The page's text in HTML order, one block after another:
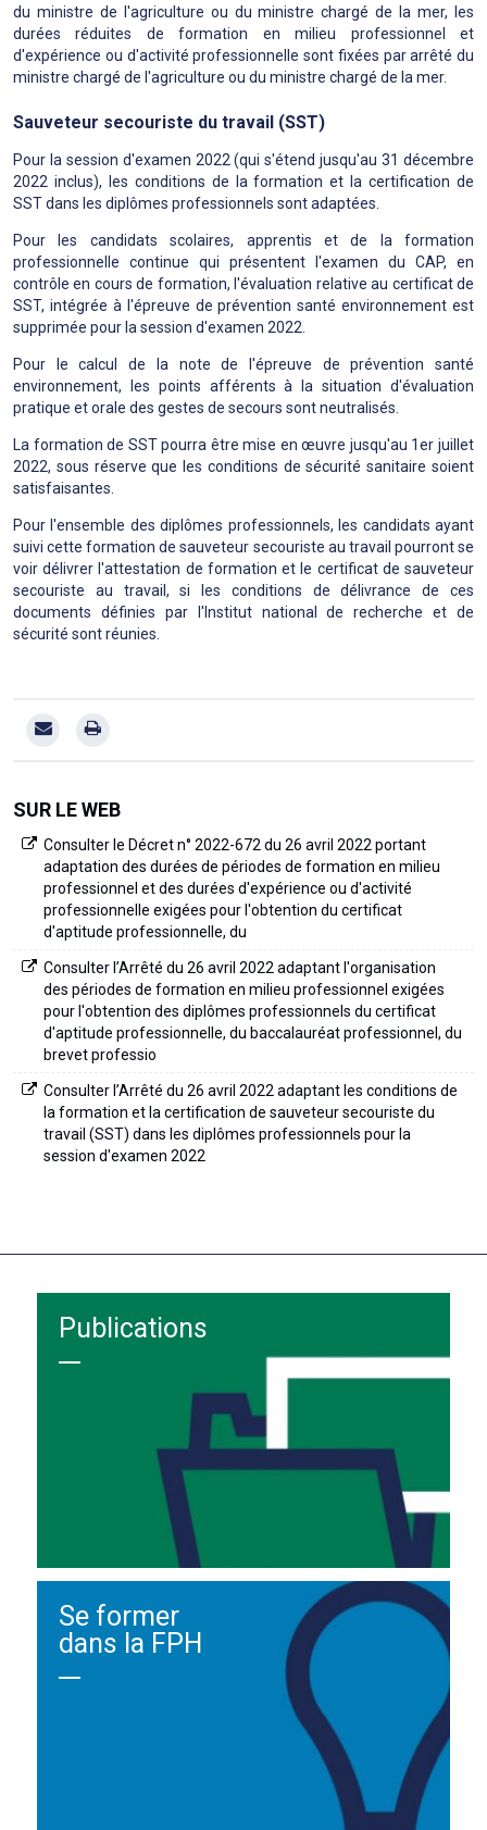
du ministre de l'agriculture ou du ministre chargé de la mer, les
durées réduites de formation en milieu professionnel et
d'expérience ou d'activité professionnelle sont fixées par arrêté du
ministre chargé de l'agriculture ou du ministre chargé de la mer.
Sauveteur secouriste du travail (SST)
Pour la session d'examen 2022 (qui s'étend jusqu'au 31 décembre
2022 inclus), les conditions de la formation et la certification de
SST dans les diplômes professionnels sont adaptées.
Pour les candidats scolaires, apprentis et de la formation
professionnelle continue qui présentent l'examen du CAP, en
contrôle en cours de formation, l'évaluation relative au certificat de
SST, intégrée à l'épreuve de prévention santé environnement est
supprimée pour la session d'examen 2022.
Pour le calcul de la note de l'épreuve de prévention santé
environnement, les points afférents à la situation d'évaluation
pratique et orale des gestes de secours sont neutralisés.
La formation de SST pourra être mise en œuvre jusqu'au 1er juillet
2022, sous réserve que les conditions de sécurité sanitaire soient
satisfaisantes.
Pour l'ensemble des diplômes professionnels, les candidats ayant
suivi cette formation de sauveteur secouriste au travail pourront se
voir délivrer l'attestation de formation et le certificat de sauveteur
secouriste au travail, si les conditions de délivrance de ces
documents définies par l'Institut national de recherche et de
sécurité sont réunies.
SUR LE WEB
Consulter le Décret n° 2022-672 du 26 avril 2022 portant
adaptation des durées de périodes de formation en milieu
professionnel et des durées d'expérience ou d'activité
professionnelle exigées pour l'obtention du certificat
d'aptitude professionnelle, du
Consulter l’Arrêté du 26 avril 2022 adaptant l'organisation
des périodes de formation en milieu professionnel exigées
pour l'obtention des diplômes professionnels du certificat
d'aptitude professionnelle, du baccalauréat professionnel, du
brevet professio
Consulter l’Arrêté du 26 avril 2022 adaptant les conditions de
la formation et la certification de sauveteur secouriste du
travail (SST) dans les diplômes professionnels pour la
session d'examen 2022
Publications
Se former
dans la FPH